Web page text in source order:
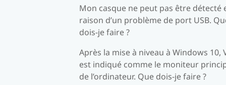
Mon casque ne peut pas être détecté
raison d’un problème de port USB.
dois-je faire ?
Après la mise à niveau à Windows 10,
est indiqué comme le moniteur
de l’ordinateur. Que dois-je faire ?